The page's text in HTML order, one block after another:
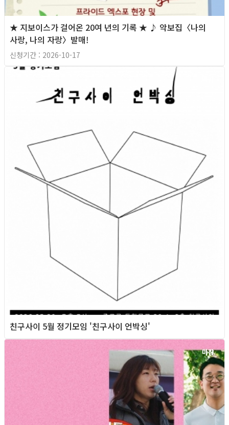
★ 지보이스가 걸어온 20여 년의 기록 ★ ♪ 악보집〈나의
사랑, 나의 자랑〉발매!
신청기간 : 2026-10-17
친구사이 5월 정기모임 '친구사이 언박싱'
마감